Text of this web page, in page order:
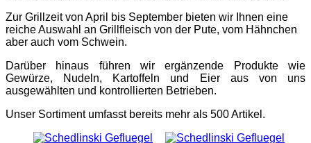
Zur Grillzeit von April bis September bieten wir Ihnen eine
reiche Auswahl an Grillfleisch von der Pute, vom Hähnchen
aber auch vom Schwein.
Darüber hinaus führen wir ergänzende Produkte wie
Gewürze, Nudeln, Kartoffeln und Eier aus von uns
ausgewählten und kontrollierten Betrieben.
Unser Sortiment umfasst bereits mehr als 500 Artikel.